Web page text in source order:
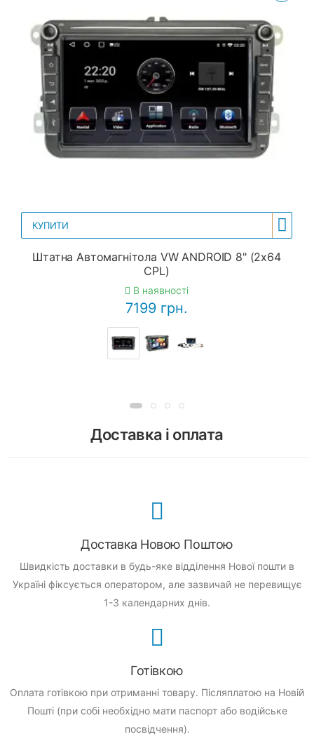
КУПИТИ
Штатна Автомагнітола VW ANDROID 8" (2x64
CPL)
В наявності
7199 грн.
Доставка і оплата
Доставка Новою Поштою
Швидкість доставки в будь-яке відділення Нової пошти в
Україні фіксується оператором, але зазвичай не перевищує
1-3 календарних днів.
Готівкою
Оплата готівкою при отриманні товару. Післяплатою на Новій
Пошті (при собі необхідно мати паспорт або водійське
посвідчення).